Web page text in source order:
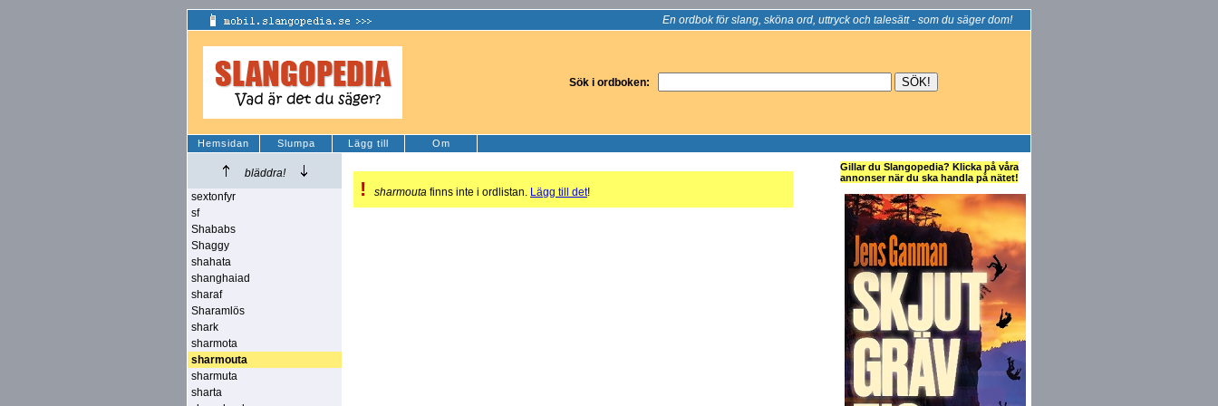
En ordbok för slang, sköna ord, uttryck och talesätt - som du säger dom!
Sök i ordboken:
Hemsidan Slumpa Lägg till Om
bläddra!
sextonfyr
sf
Shababs
Shaggy
shahata
shanghaiad
sharaf
Sharamlös
shark
sharmota
sharmouta
sharmuta
sharta
! sharmouta finns inte i ordlistan. Lägg till det!
Gillar du Slangopedia? Klicka på våra
annonser när du ska handla på nätet!